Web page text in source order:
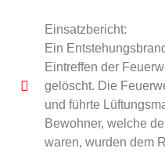
Einsatzbericht:
Ein
Eintreffen der
gelöscht. Die
und führte
Bewohner, welche
waren, wurden dem